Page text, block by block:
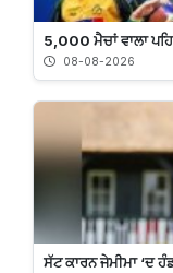
5,000 ਮੈਚਾਂ ਵਾਲਾ
08-08-2026
ਸੱਟ ਕਾਰਨ ਜੇਮੀਮਾ ‘ਦ